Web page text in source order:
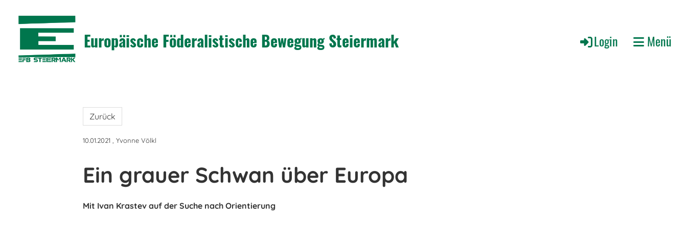
Europäische Föderalistische Bewegung Steiermark Login Menü
Zurück
10.01.2021 , Yvonne Völkl
Ein grauer Schwan über Europa
Mit Ivan Krastev auf der Suche nach Orientierung